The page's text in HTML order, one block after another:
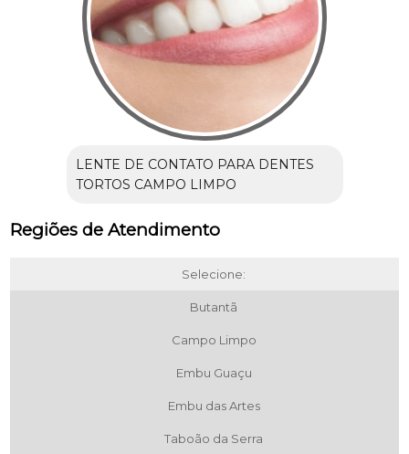
LENTE DE CONTATO PARA DENTES
TORTOS CAMPO LIMPO
Regiões de Atendimento
Selecione:
Butantã
Campo Limpo
Embu Guaçu
Embu das Artes
Taboão da Serra